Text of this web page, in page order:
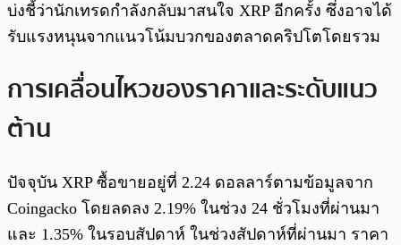
บ่งชี้ว่านักเทรดกำลังกลับมาสนใจ XRP อีกครั้ง ซึ่งอาจได้
รับแรงหนุนจากแนวโน้มบวกของตลาดคริปโตโดยรวม
การเคลื่อนไหวของราคาและระดับแนว
ต้าน
ปัจจุบัน XRP ซื้อขายอยู่ที่ 2.24 ดอลลาร์ตามข้อมูลจาก
Coingacko โดยลดลง 2.19% ในช่วง 24 ชั่วโมงที่ผ่านมา
และ 1.35% ในรอบสัปดาห์ ในช่วงสัปดาห์ที่ผ่านมา ราคา